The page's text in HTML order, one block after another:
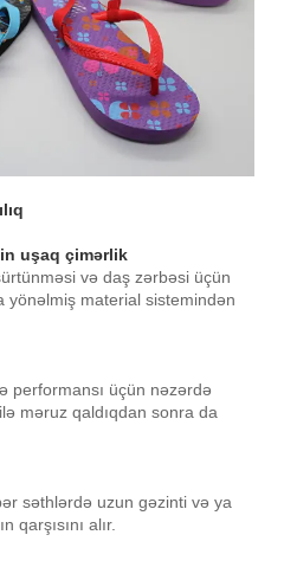
uşaq çimərlik
və daş zərbəsi üçün
yönəlmiş material sistemindən
performansı üçün nəzərdə
məruz qaldıqdan sonra da
səthlərdə uzun gəzinti və ya
qarşısını alır.